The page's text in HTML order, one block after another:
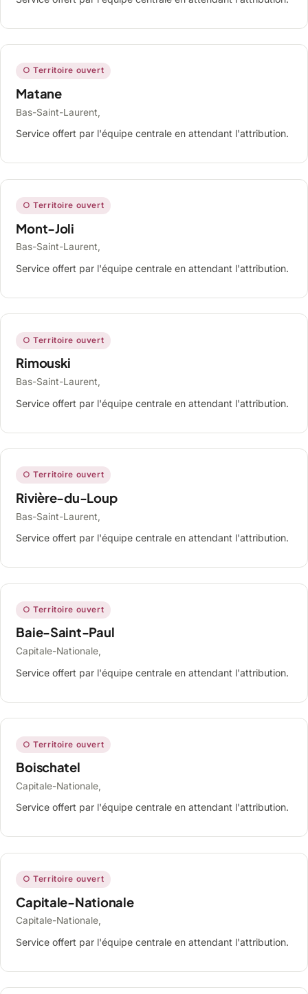
○ Territoire ouvert
Matane
Bas-Saint-Laurent,
Service offert par l'équipe centrale en attendant l'attribution.
○ Territoire ouvert
Mont-Joli
Bas-Saint-Laurent,
Service offert par l'équipe centrale en attendant l'attribution.
○ Territoire ouvert
Rimouski
Bas-Saint-Laurent,
Service offert par l'équipe centrale en attendant l'attribution.
○ Territoire ouvert
Rivière-du-Loup
Bas-Saint-Laurent,
Service offert par l'équipe centrale en attendant l'attribution.
○ Territoire ouvert
Baie-Saint-Paul
Capitale-Nationale,
Service offert par l'équipe centrale en attendant l'attribution.
○ Territoire ouvert
Boischatel
Capitale-Nationale,
Service offert par l'équipe centrale en attendant l'attribution.
○ Territoire ouvert
Capitale-Nationale
Capitale-Nationale,
Service offert par l'équipe centrale en attendant l'attribution.